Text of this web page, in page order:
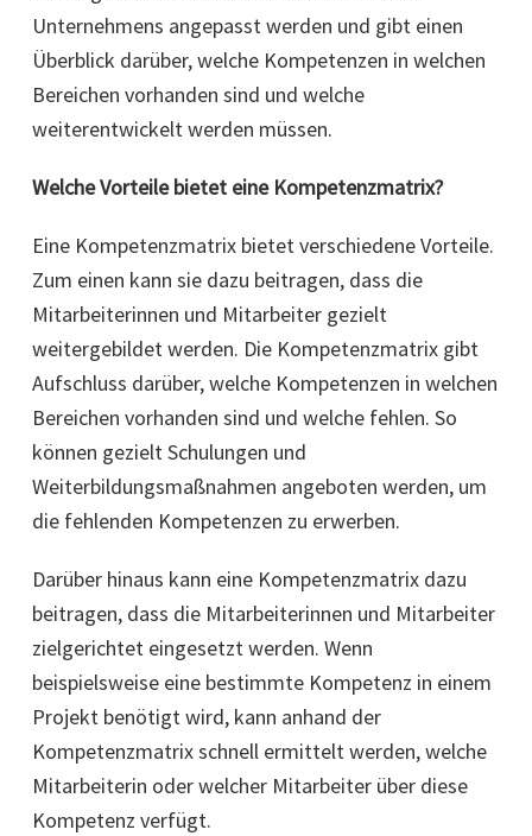
Unternehmens angepasst werden und gibt einen
Überblick darüber, welche Kompetenzen in welchen
Bereichen vorhanden sind und welche
weiterentwickelt werden müssen.
Welche Vorteile bietet eine Kompetenzmatrix?
Eine Kompetenzmatrix bietet verschiedene Vorteile.
Zum einen kann sie dazu beitragen, dass die
Mitarbeiterinnen und Mitarbeiter gezielt
weitergebildet werden. Die Kompetenzmatrix gibt
Aufschluss darüber, welche Kompetenzen in welchen
Bereichen vorhanden sind und welche fehlen. So
können gezielt Schulungen und
Weiterbildungsmaßnahmen angeboten werden, um
die fehlenden Kompetenzen zu erwerben.
Darüber hinaus kann eine Kompetenzmatrix dazu
beitragen, dass die Mitarbeiterinnen und Mitarbeiter
zielgerichtet eingesetzt werden. Wenn
beispielsweise eine bestimmte Kompetenz in einem
Projekt benötigt wird, kann anhand der
Kompetenzmatrix schnell ermittelt werden, welche
Mitarbeiterin oder welcher Mitarbeiter über diese
Kompetenz verfügt.